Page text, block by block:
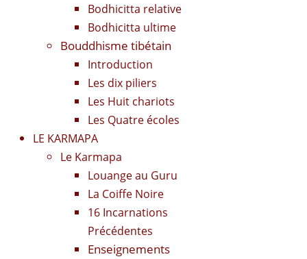
Bodhicitta relative
Bodhicitta ultime
Bouddhisme tibétain
Introduction
Les dix piliers
Les Huit chariots
Les Quatre écoles
LE KARMAPA
Le Karmapa
Louange au Guru
La Coiffe Noire
16 Incarnations
Précédentes
Enseignements